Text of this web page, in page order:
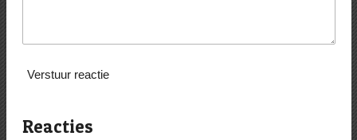
Verstuur reactie
Reacties